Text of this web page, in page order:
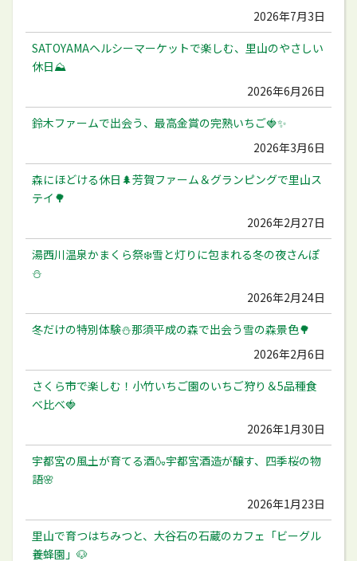
2026年7月3日
SATOYAMAヘルシーマーケットで楽しむ、里山のやさしい
休日⛰️
2026年6月26日
鈴木ファームで出会う、最高金賞の完熟いちご🍓✨
2026年3月6日
森にほどける休日🌲芳賀ファーム＆グランピングで里山ス
テイ🌳
2026年2月27日
湯西川温泉かまくら祭❄️雪と灯りに包まれる冬の夜さんぽ
⛄️
2026年2月24日
冬だけの特別体験⛄️那須平成の森で出会う雪の森景色🌳
2026年2月6日
さくら市で楽しむ！小竹いちご園のいちご狩り＆5品種食
べ比べ🍓
2026年1月30日
宇都宮の風土が育てる酒🍶宇都宮酒造が醸す、四季桜の物
語🌸
2026年1月23日
里山で育つはちみつと、大谷石の石蔵のカフェ「ビーグル
養蜂園」🐶